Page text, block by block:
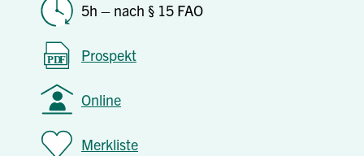
5h – nach § 15 FAO
Prospekt
Online
Merkliste